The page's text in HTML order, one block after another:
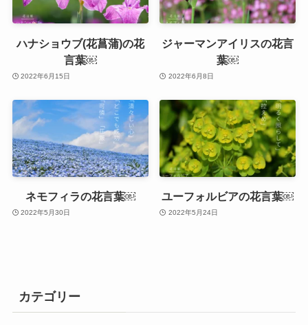
ハナショウブ(花菖蒲)の花
言葉￼
2022年6月15日
ジャーマンアイリスの花言
葉￼
2022年6月8日
ネモフィラの花言葉￼
2022年5月30日
ユーフォルビアの花言葉￼
2022年5月24日
カテゴリー